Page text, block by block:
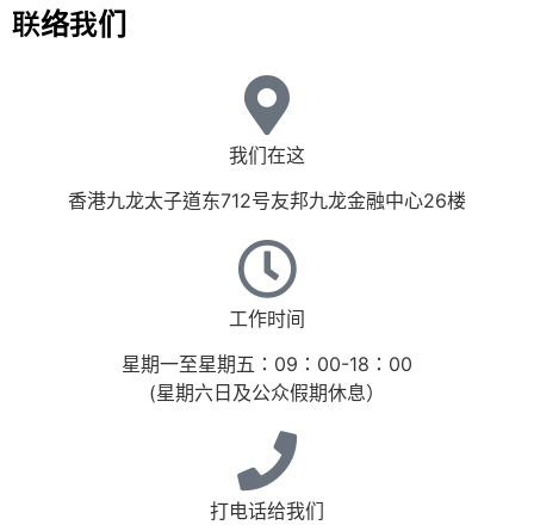
联络我们
我们在这
香港九龙太子道东712号友邦九龙金融中心26楼
工作时间
星期一至星期五：09：00-18：00
(星期六日及公众假期休息）
打电话给我们